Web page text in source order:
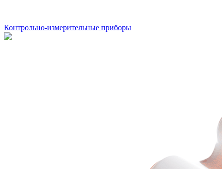
Контрольно-измерительные приборы